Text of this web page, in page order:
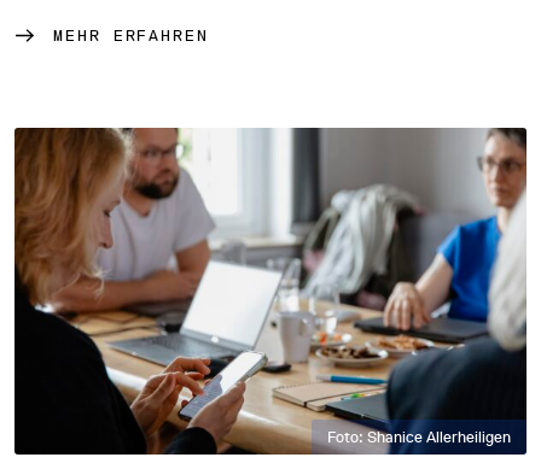
MEHR ERFAHREN
Foto: Shanice Allerheiligen